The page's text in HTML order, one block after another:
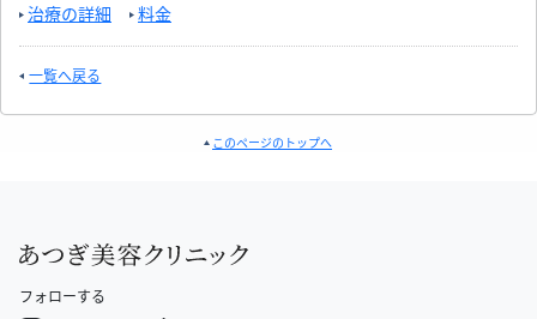
治療の詳細 料金
一覧へ戻る
このページのトップへ
フォローする